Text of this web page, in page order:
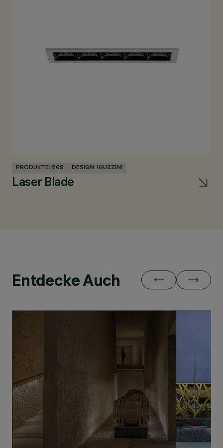
PRODUKTE: 569 DESIGN: IGUZZINI
Laser Blade
Entdecke Auch